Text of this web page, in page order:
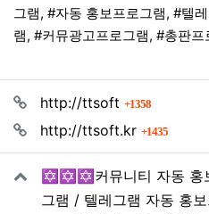
그램, #자동 홍보프로그램, #텔
램, #커뮤광고프로그램, #총판
http://ttsoft 1358회 연결
http://ttsoft.kr
1435회 연결
✡️✡️✡️커뮤니티 자동 홍
그램 / 텔레그램 자동 홍